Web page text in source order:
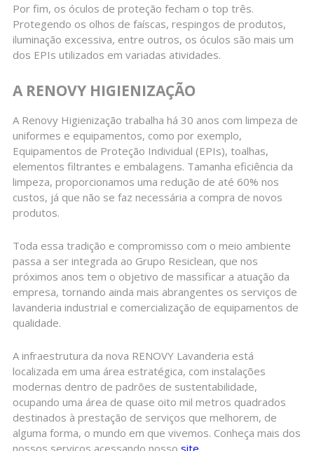
Por fim, os óculos de proteção fecham o top três.
Protegendo os olhos de faíscas, respingos de produtos,
iluminação excessiva, entre outros, os óculos são mais um
dos EPIs utilizados em variadas atividades.
A RENOVY HIGIENIZAÇÃO
A Renovy Higienização trabalha há 30 anos com limpeza de
uniformes e equipamentos, como por exemplo,
Equipamentos de Proteção Individual (EPIs), toalhas,
elementos filtrantes e embalagens. Tamanha eficiência da
limpeza, proporcionamos uma redução de até 60% nos
custos, já que não se faz necessária a compra de novos
produtos.
Toda essa tradição e compromisso com o meio ambiente
passa a ser integrada ao Grupo Resiclean, que nos
próximos anos tem o objetivo de massificar a atuação da
empresa, tornando ainda mais abrangentes os serviços de
lavanderia industrial e comercialização de equipamentos de
qualidade.
A infraestrutura da nova RENOVY Lavanderia está
localizada em uma área estratégica, com instalações
modernas dentro de padrões de sustentabilidade,
ocupando uma área de quase oito mil metros quadrados
destinados à prestação de serviços que melhorem, de
alguma forma, o mundo em que vivemos. Conheça mais dos